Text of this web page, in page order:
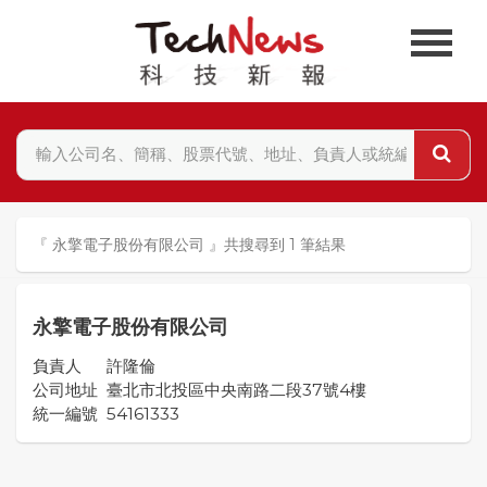
『 永擎電子股份有限公司 』共搜尋到 1 筆結果
永擎電子股份有限公司
負責人
許隆倫
公司地址 臺北市北投區中央南路二段37號4樓
統一編號 54161333